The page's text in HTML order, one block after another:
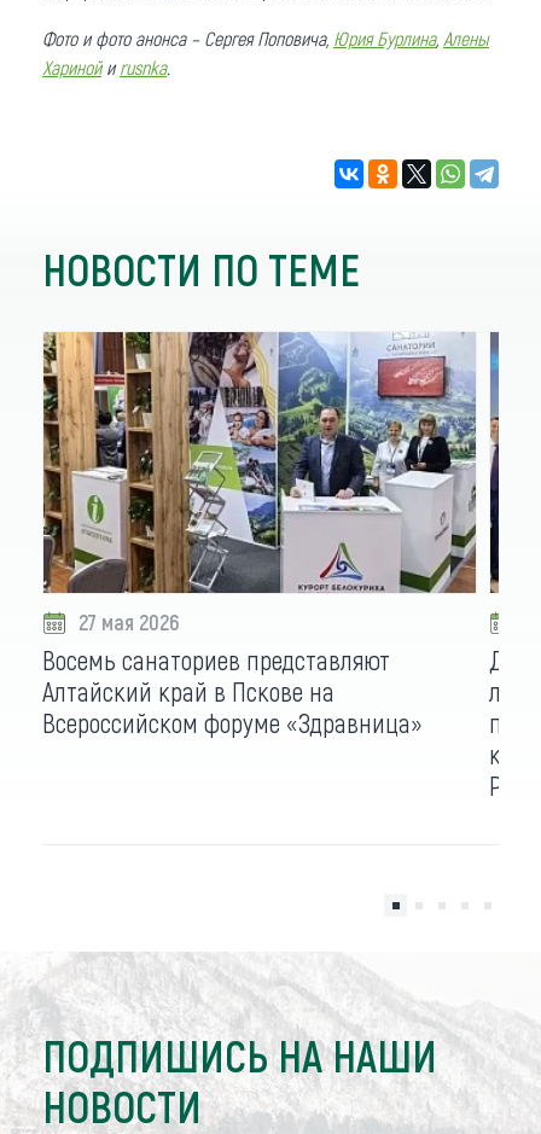
Фото и фото анонса – Сергея Поповича, Юрия Бурлина, Алены
Харинойи rusnka.
НОВОСТИ ПО ТЕМЕ
27 мая 2026
Восемь санаториев представляют
Алтайский край в Пскове на
Всероссийском форуме «Здравница»
ПОДПИШИСЬ НА НАШИ
НОВОСТИ